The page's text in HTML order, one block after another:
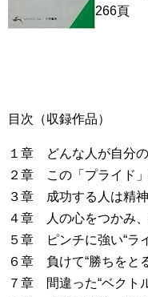
266頁
目次（収録作品）
１章 どんな人が自分の
２章 この「プライド
３章 成功する人は精神
４章 人の心をつかみ
５章 ピンチに強い“ラ
６章 負けて“勝ちをと
７章 間違った“ベクト